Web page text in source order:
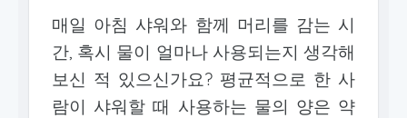
매일 아침 샤워와 함께 머리를 감는 시
간, 혹시 물이 얼마나 사용되는지 생각해
보신 적 있으신가요? 평균적으로 한 사
람이 샤워할 때 사용하는 물의 양은 약